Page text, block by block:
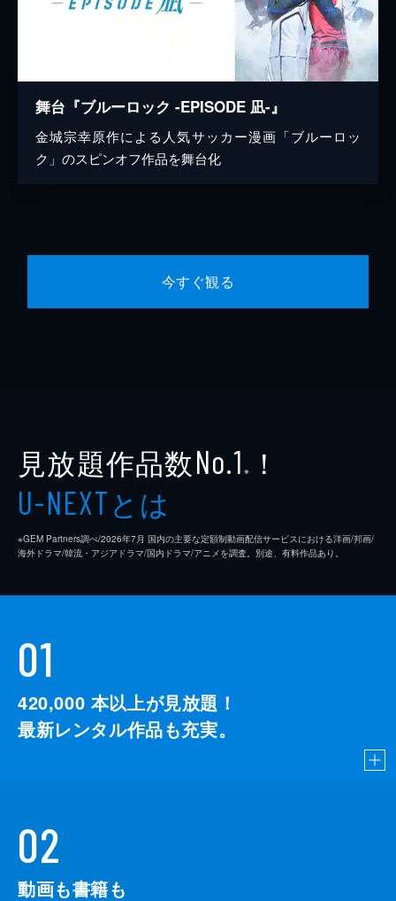
舞台『ブルーロック -EPISODE 凪-』
金城宗幸原作による人気サッカー漫画「ブルーロッ
ク」のスピンオフ作品を舞台化
今すぐ観る
見放題作品数No.1 ※ ！
U-NEXTとは
※GEM Partners調べ/2026年7⽉ 国内の主要な定額制動画配信サービスにおける洋画/邦画/
海外ドラマ/韓流・アジアドラマ/国内ドラマ/アニメを調査。別途、有料作品あり。
01
420,000 本以上が見放題！
最新レンタル作品も充実。
02
動画も書籍も